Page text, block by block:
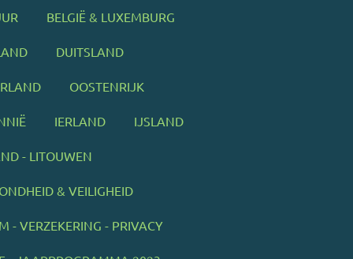
BELGIË & LUXEMBURG
DUITSLAND
OOSTENRIJK
IERLAND IJSLAND
- LITOUWEN
& VEILIGHEID
- VERZEKERING - PRIVACY